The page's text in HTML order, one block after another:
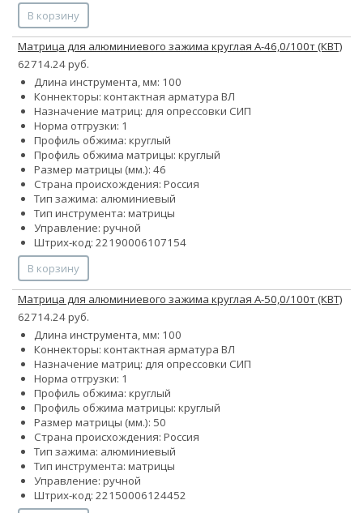
В корзину
Матрица для алюминиевого зажима круглая А-46,0/100т (КВТ)
62714.24 руб.
Длина инструмента, мм: 100
Коннекторы: контактная арматура ВЛ
Назначение матриц: для опрессовки СИП
Норма отгрузки: 1
Профиль обжима: круглый
Профиль обжима матрицы: круглый
Размер матрицы (мм.): 46
Страна происхождения: Россия
Тип зажима: алюминиевый
Тип инструмента: матрицы
Управление: ручной
Штрих-код: 22190006107154
В корзину
Матрица для алюминиевого зажима круглая А-50,0/100т (КВТ)
62714.24 руб.
Длина инструмента, мм: 100
Коннекторы: контактная арматура ВЛ
Назначение матриц: для опрессовки СИП
Норма отгрузки: 1
Профиль обжима: круглый
Профиль обжима матрицы: круглый
Размер матрицы (мм.): 50
Страна происхождения: Россия
Тип зажима: алюминиевый
Тип инструмента: матрицы
Управление: ручной
Штрих-код: 22150006124452